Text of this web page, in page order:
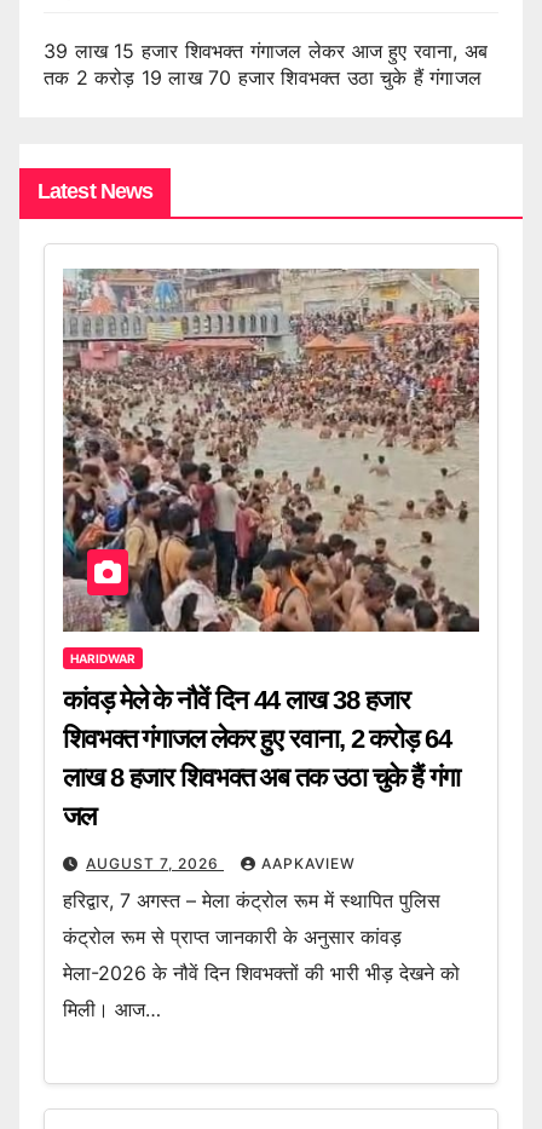
39 लाख 15 हजार शिवभक्त गंगाजल लेकर आज हुए रवाना, अब
तक 2 करोड़ 19 लाख 70 हजार शिवभक्त उठा चुके हैं गंगाजल
Latest News
HARIDWAR
कांवड़ मेले के नौवें दिन 44 लाख 38 हजार
शिवभक्त गंगाजल लेकर हुए रवाना, 2 करोड़ 64
लाख 8 हजार शिवभक्त अब तक उठा चुके हैं गंगा
जल
AUGUST 7, 2026 AAPKAVIEW
हरिद्वार, 7 अगस्त – मेला कंट्रोल रूम में स्थापित पुलिस
कंट्रोल रूम से प्राप्त जानकारी के अनुसार कांवड़
मेला-2026 के नौवें दिन शिवभक्तों की भारी भीड़ देखने को
मिली। आज…